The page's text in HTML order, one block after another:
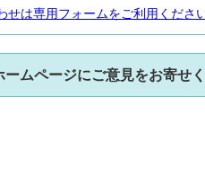
は専用フォームをご利用ください
ームページにご意見をお寄せ